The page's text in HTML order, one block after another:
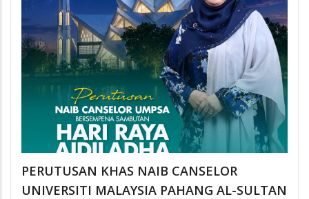
PERUTUSAN KHAS NAIB CANSELOR
UNIVERSITI MALAYSIA PAHANG AL-SULTAN